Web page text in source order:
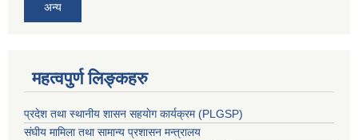
अन्य
महत्वपुर्ण लिङ्कहरु
प्रदेश तथा स्थानीय शासन सहयाेग कार्यक्रम (PLGSP)
संघीय मामिला तथा सामान्य प्रशासन मन्त्रालय